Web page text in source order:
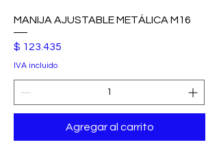
MANIJA AJUSTABLE METÁLICA M16
Precio
$ 123.435
IVA incluido
Agregar al carrito